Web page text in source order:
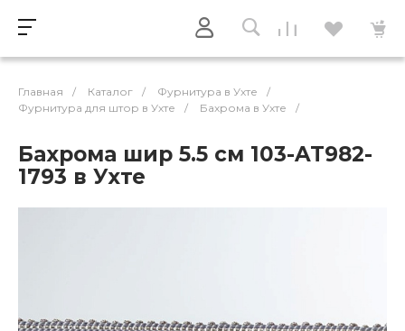
Главная / Каталог / Фурнитура в Ухте
/
Фурнитура для штор в Ухте
/ Бахрома в Ухте /
Бахрома шир 5.5 см 103-AT982-
1793 в Ухте